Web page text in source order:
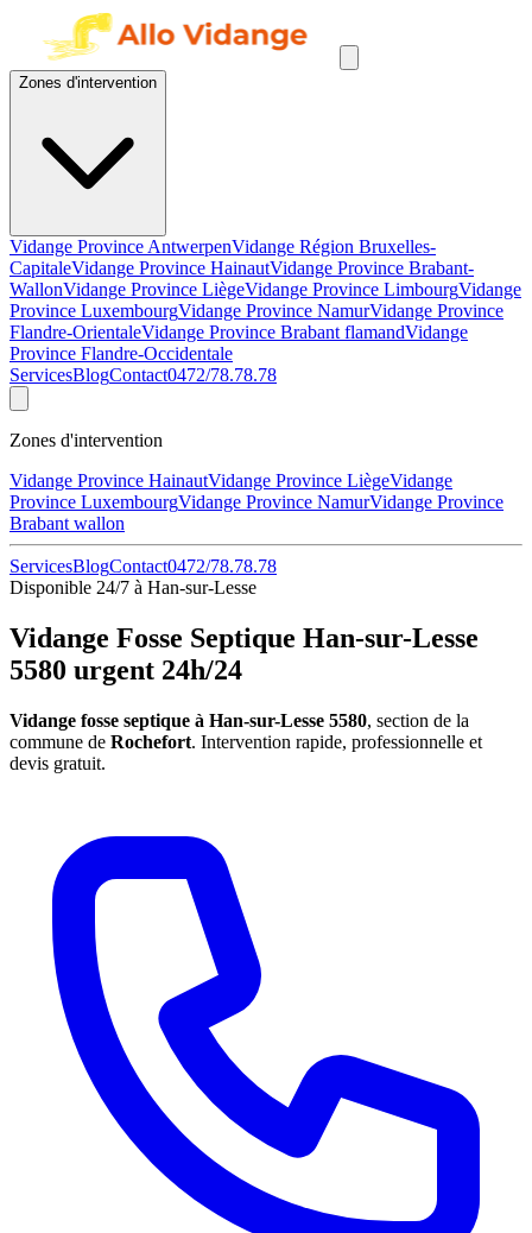
Zones d'intervention
Vidange Province AntwerpenVidange Région Bruxelles-
CapitaleVidange Province HainautVidange Province Brabant-
WallonVidange Province LiègeVidange Province LimbourgVidange
Province LuxembourgVidange Province NamurVidange Province
Flandre-OrientaleVidange Province Brabant flamandVidange
Province Flandre-Occidentale
ServicesBlogContact0472/78.78.78
Zones d'intervention
Vidange Province HainautVidange Province LiègeVidange
Province LuxembourgVidange Province NamurVidange Province
Brabant wallon
ServicesBlogContact0472/78.78.78
Disponible 24/7 à Han-sur-Lesse
Vidange Fosse Septique Han-sur-Lesse
5580 urgent 24h/24
Vidange fosse septique à Han-sur-Lesse 5580, section de la
commune de Rochefort. Intervention rapide, professionnelle et
devis gratuit.